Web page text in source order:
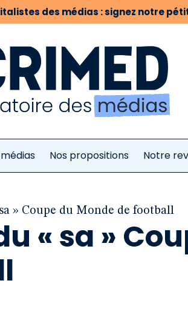
des médias : signez notre
Nos propositions Notre
» Coupe du Monde de football
« sa »